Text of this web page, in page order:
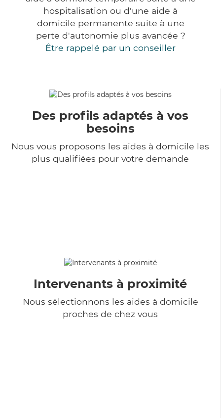
hospitalisation ou d'une aide à
domicile permanente suite à une
perte d'autonomie plus avancée ?
Être rappelé par un conseiller
Des profils adaptés à vos
besoins
Nous vous proposons les aides à domicile les
plus qualifiées pour votre demande
Intervenants à proximité
Nous sélectionnons les aides à domicile
proches de chez vous